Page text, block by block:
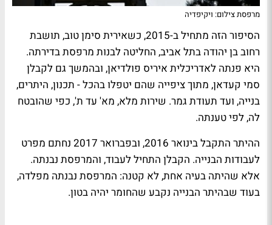
מרפסת צילום: ויקיפדיה
הסיפור הזה מתחיל ב-2015, כשאירית סימן טוב, תושבת
רחוב בן יהודה בתל אביב, החליטה לבנות מרפסת בדירתה.
היא פנתה לאדריכלית איריס פולדיאן, ובהמשך גם לקבלן
סמי קעדאן, מתוך ציפייה שהם יטפלו בהכל - תכנון, היתרים,
בנייה, ועד תעודת גמר. שירות מלא, מא' עד ת', כפי שהובטח
לה, לפי טענתה.
ההיתר התקבל בינואר 2016, ובפברואר 2017 נחתם מפרט
לעבודות הבנייה. הקבלן התחיל לעבוד, והמרפסת נבנתה.
אלא שהיתה בעיה אחת, לא קטנה: המרפסת נבנתה מפלדה,
בעוד שבהיתר הבנייה נקבע שהחומר יהיה בטון.